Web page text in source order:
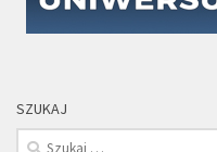
SZUKAJ
Szukaj: